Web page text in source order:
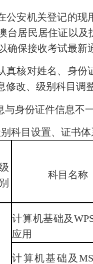
公安机关登记的现
台居民居住证以
确保接收考试最新
真核对姓名、身
改、级别科目调
身份证件信息不
科目设置、证书
别
科目名称
计算机基础及
应用
计算机基础及